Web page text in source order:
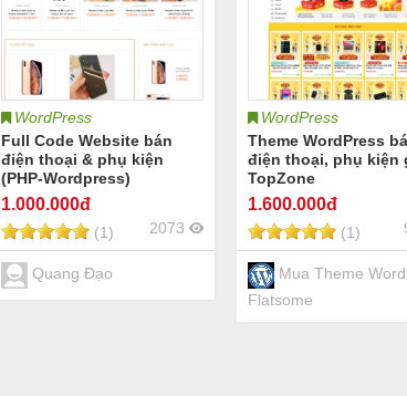
WordPress
Full Code Website bán
điện thoại & phụ kiện
(PHP-Wordpress)
1.000.000đ
(1) 2073
Quang Đạo
WordPress
Theme WordPress
điện thoại, phụ kiện
TopZone
1.600.000đ
(1)
Mua Theme
Flatsome